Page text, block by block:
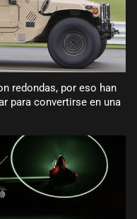
redondas, por eso han
para convertirse en una